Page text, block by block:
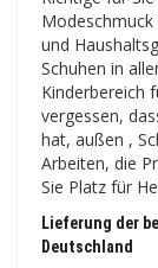
Modeschmuck
und
Schuhen in
Kinderbereich
vergessen,
hat, außen ,
Arbeiten, die
Sie Platz für
Lieferung der
Deutschland